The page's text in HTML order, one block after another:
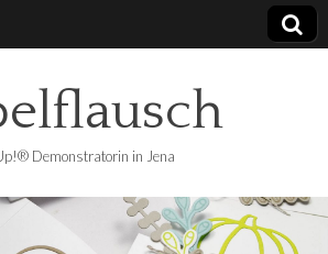
Demonstratorin in Jena